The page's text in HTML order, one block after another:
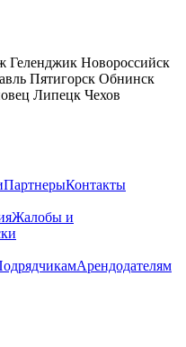
Геленджик Новороссийск
Пятигорск Обнинск
Липецк Чехов
ПартнерыКонтакты
Жалобы и
Арендодателям